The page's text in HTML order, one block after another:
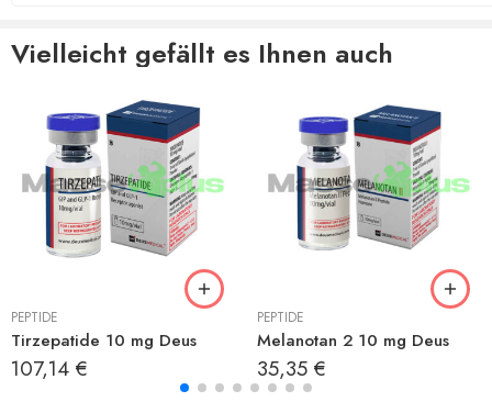
Vielleicht gefällt es Ihnen auch
PEPTIDE
Tirzepatide 10 mg Deus
107,14 €
PEPTIDE
Melanotan 2 10 mg Deus
35,35 €